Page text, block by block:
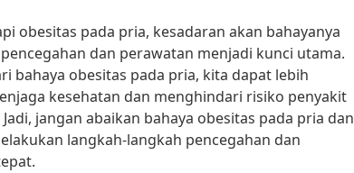
obesitas pada pria, kesadaran akan bahayanya
dan perawatan menjadi kunci utama.
bahaya obesitas pada pria, kita dapat lebih
kesehatan dan menghindari risiko penyakit
jangan abaikan bahaya obesitas pada pria dan
langkah-langkah pencegahan dan